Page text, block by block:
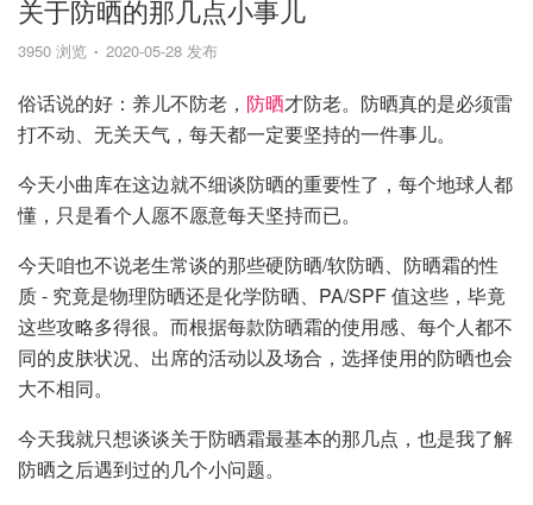
关于防晒的那几点小事儿
3950 浏览 2020-05-28 发布
俗话说的好：养儿不防老， 防晒才防老。防晒真的是必须雷
打不动、无关天气，每天都一定要坚持的一件事儿。
今天小曲库在这边就不细谈防晒的重要性了，每个地球人都
懂，只是看个人愿不愿意每天坚持而已。
今天咱也不说老生常谈的那些硬防晒/软防晒、防晒霜的性
质 - 究竟是物理防晒还是化学防晒、PA/SPF 值这些，毕竟
这些攻略多得很。而根据每款防晒霜的使用感、每个人都不
同的皮肤状况、出席的活动以及场合，选择使用的防晒也会
大不相同。
今天我就只想谈谈关于防晒霜最基本的那几点，也是我了解
防晒之后遇到过的几个小问题。